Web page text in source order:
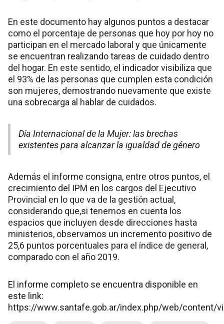
En este documento hay algunos puntos a destacar
como el porcentaje de personas que hoy por hoy no
participan en el mercado laboral y que únicamente
se encuentran realizando tareas de cuidado dentro
del hogar. En este sentido, el indicador visibiliza que
el 93% de las personas que cumplen esta condición
son mujeres, demostrando nuevamente que existe
una sobrecarga al hablar de cuidados.
Día Internacional de la Mujer: las brechas
existentes para alcanzar la igualdad de género
Además el informe consigna, entre otros puntos, el
crecimiento del IPM en los cargos del Ejecutivo
Provincial en lo que va de la gestión actual,
considerando que,si tenemos en cuenta los
espacios que incluyen desde direcciones hasta
ministerios, observamos un incremento positivo de
25,6 puntos porcentuales para el índice de general,
comparado con el año 2019.
El informe completo se encuentra disponible en
este link:
https://www.santafe.gob.ar/index.php/web/content/